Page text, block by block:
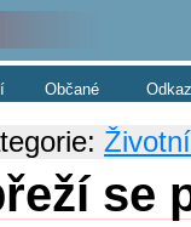
Občané
se